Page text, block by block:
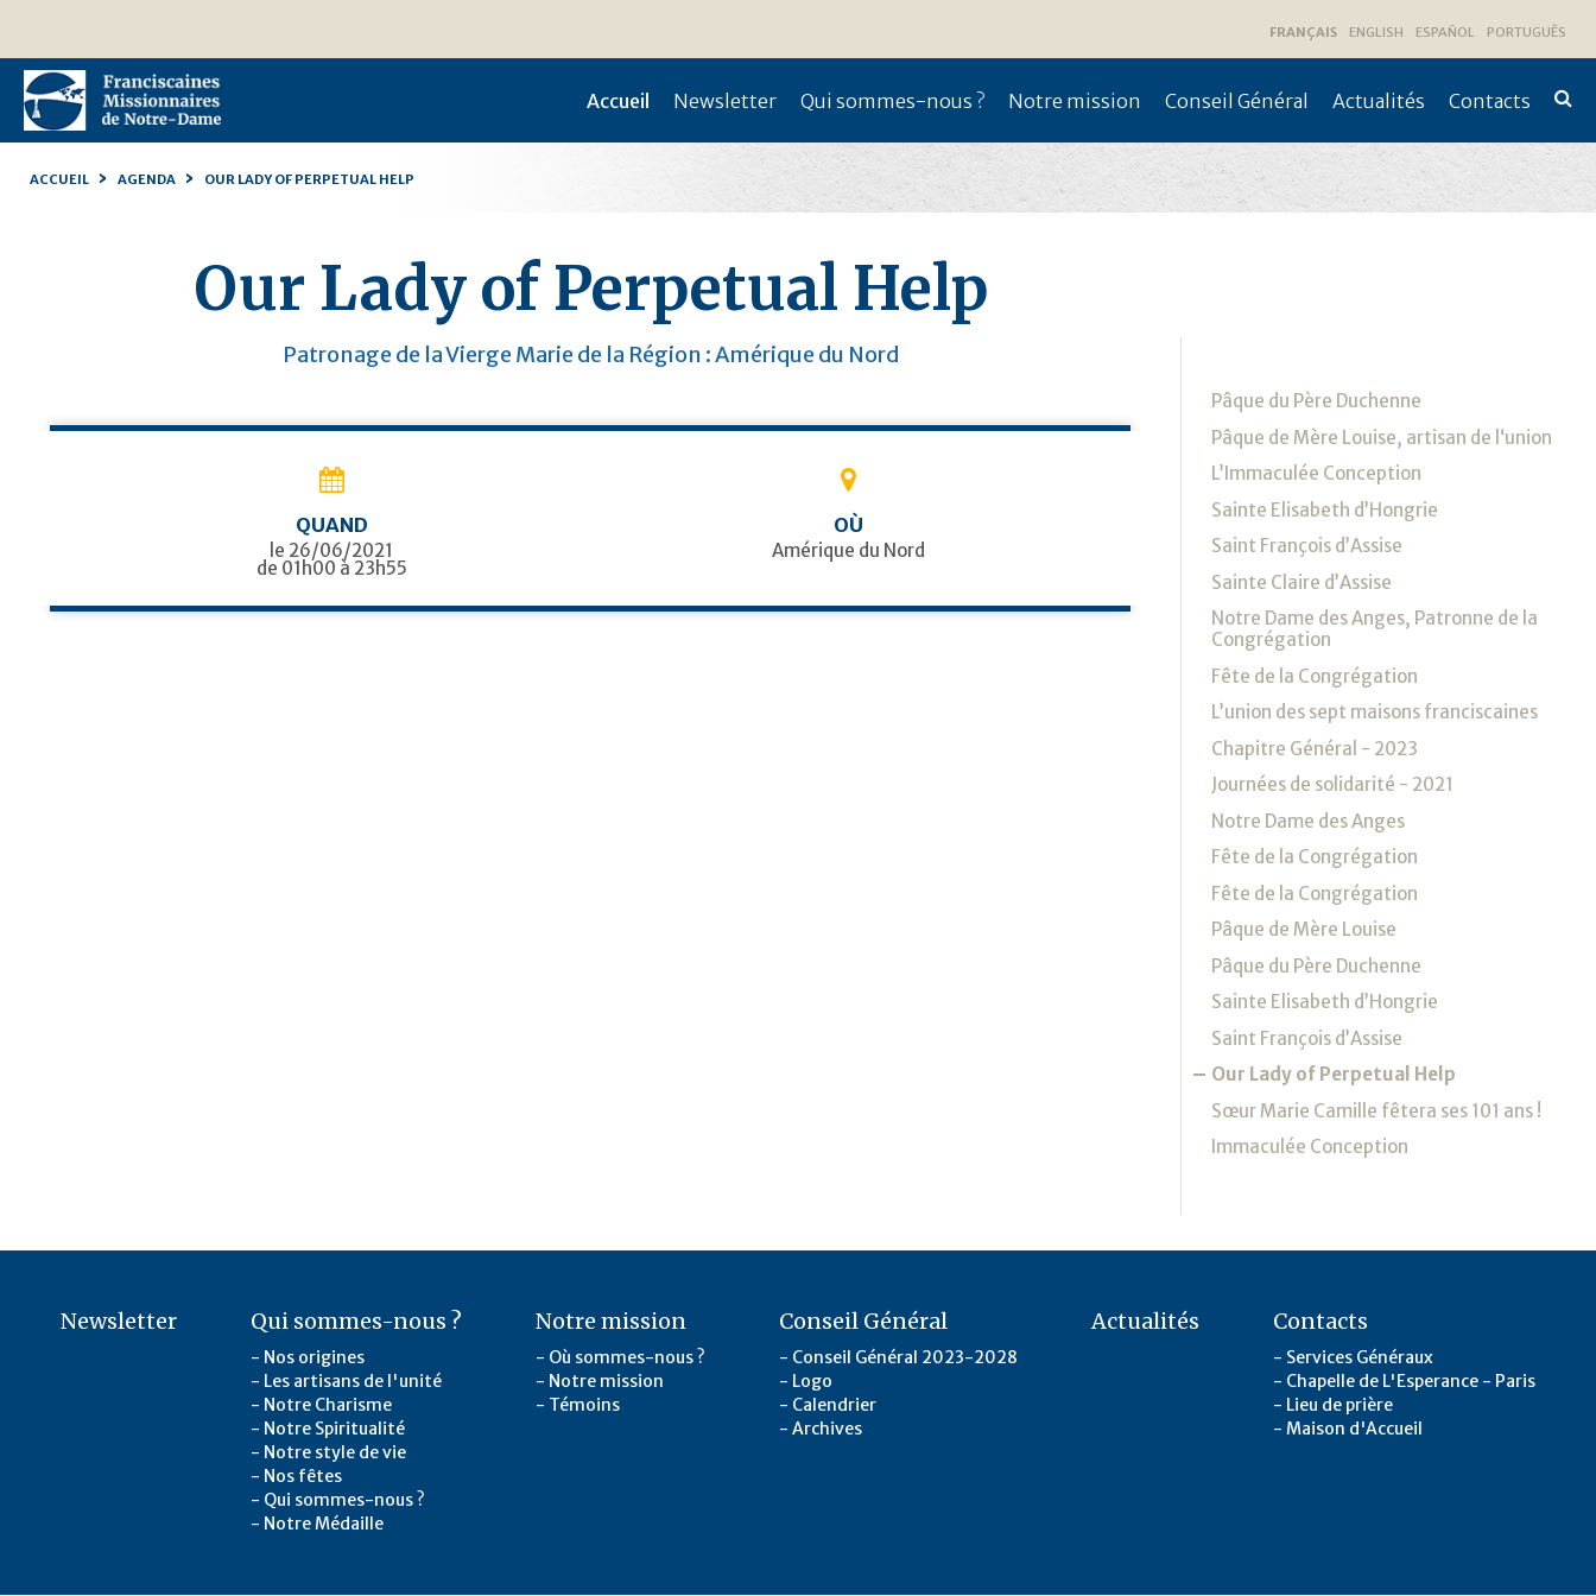
Aller
navigation
FRANÇAIS ENGLISH ESPAÑOL PORTUGUÊS
Accueil Newsletter Qui sommes-nous ? Notre mission Conseil Général Actualités Contacts
ACCUEIL › AGENDA › OUR LADY OF PERPETUAL HELP
Our Lady of Perpetual Help
Patronage de la Vierge Marie de la Région : Amérique du Nord
QUAND
le 26/06/2021
de 01h00 à 23h55
OÙ
Amérique du Nord
Pâque du Père Duchenne
Pâque de Mère Louise, artisan de l‘union
L’Immaculée Conception
Sainte Elisabeth d’Hongrie
Saint François d’Assise
Sainte Claire d’Assise
Notre Dame des Anges, Patronne de la
Congrégation
Fête de la Congrégation
L’union des sept maisons franciscaines
Chapitre Général - 2023
Journées de solidarité - 2021
Notre Dame des Anges
Fête de la Congrégation
Fête de la Congrégation
Pâque de Mère Louise
Pâque du Père Duchenne
Sainte Elisabeth d’Hongrie
Saint François d’Assise
Our Lady of Perpetual Help
Sœur Marie Camille fêtera ses 101 ans !
Immaculée Conception
Newsletter Qui sommes-nous ?
Nos origines
Les artisans de l'unité
Notre Charisme
Notre Spiritualité
Notre style de vie
Nos fêtes
Qui sommes-nous ?
Notre Médaille
Notre mission
Où sommes-nous ?
Notre mission
Témoins
Conseil Général
Conseil Général 2023-2028
Logo
Calendrier
Archives
Actualités Contacts
Services Généraux
Chapelle de L'Esperance - Paris
Lieu de prière
Maison d'Accueil